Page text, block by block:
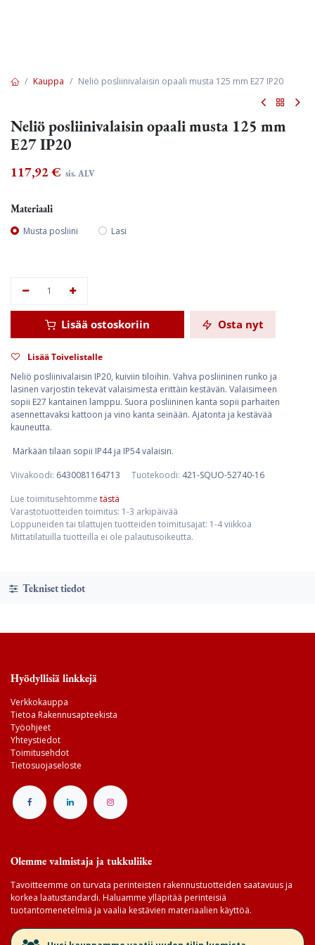
Kauppa Neliö posliinivalaisin opaali musta 125 mm E27 IP20
Neliö posliinivalaisin opaali musta 125 mm
E27 IP20
117,92€ sis. ALV
Materiaali
Musta posliini Lasi
Lisää ostoskoriin Osta nyt
Lisää Toivelistalle
Neliö posliinivalaisin IP20, kuiviin tiloihin. Vahva posliininen runko ja
lasinen varjostin tekevät valaisimesta erittäin kestävän. Valaisimeen
sopii E27 kantainen lamppu. Suora posliininen kanta sopii parhaiten
asennettavaksi kattoon ja vino kanta seinään. Ajatonta ja kestävää
kauneutta.
Märkään tilaan sopii IP44 ja IP54 valaisin.
Viivakoodi: 6430081164713 Tuotekoodi: 421-SQUO-52740-16
Lue toimitusehtomme tästä
Varastotuotteiden toimitus: 1-3 arkipäivää
Loppuneiden tai tilattujen tuotteiden toimitusajat: 1-4 viikkoa
Mittatilatuilla tuotteilla ei ole palautusoikeutta.
Tekniset tiedot
Hyödyllisiä linkkejä
Verkkokauppa
Tietoa Rakennusapteekista
Työohjeet
Yhteystiedot
Toimitusehdot
Tietosuojaseloste
Olemme valmistaja ja tukkuliike
Tavoitteemme on turvata perinteisten rakennustuotteiden saatavuus ja
korkea laatustandardi. Haluamme ylläpitää perinteisiä
tuotantomenetelmiä ja vaalia kestävien materiaalien käyttöä.